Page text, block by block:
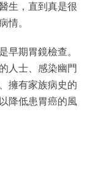
生，直到真是很
情。
早期胃鏡檢查。
人士、感染幽門
擁有家族病史的
降低患胃癌的風